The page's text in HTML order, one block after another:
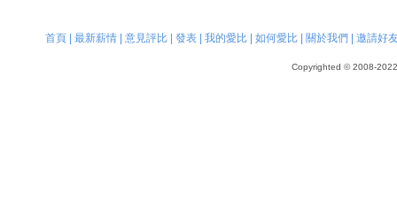
首頁| 最新薪情| 意見評比| 發表| 我的愛比| 如何愛比| 關於我們 邀請好
Copyrighted © 2008-